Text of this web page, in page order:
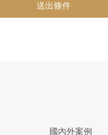
送出條件
國內外案例